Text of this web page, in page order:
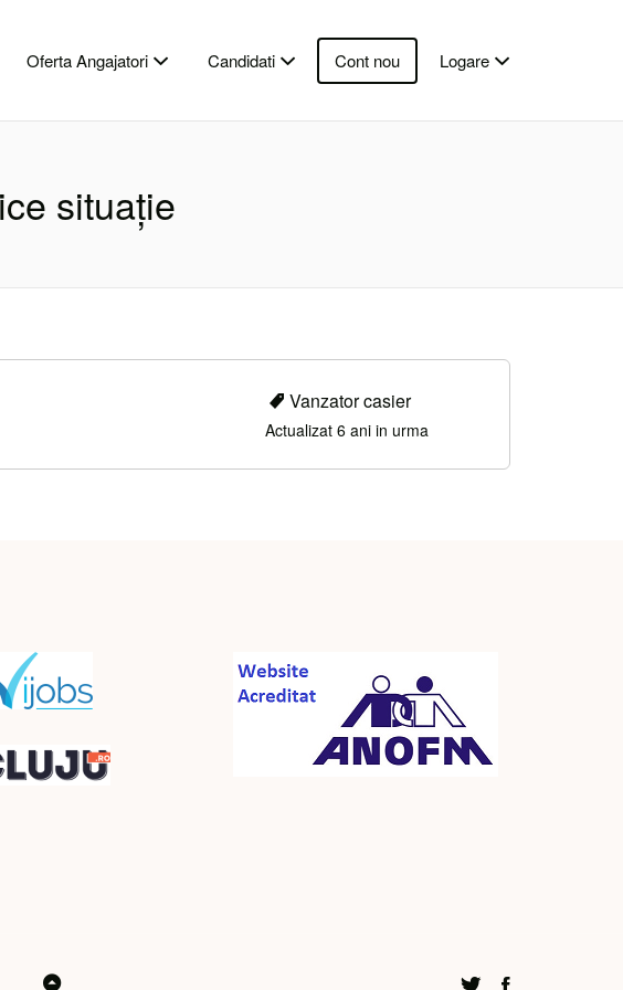
Oferta Angajatori Candidati Cont nou Logare
situație
Vanzator casier
Actualizat 6 ani in urma